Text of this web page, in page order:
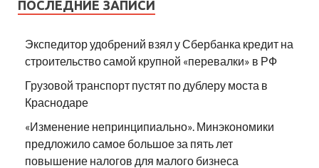
ПОСЛЕДНИЕ ЗАПИСИ
Экспедитор удобрений взял у Сбербанка кредит на
строительство самой крупной «перевалки» в РФ
Грузовой транспорт пустят по дублеру моста в
Краснодаре
«Изменение непринципиально». Минэкономики
предложило самое большое за пять лет
повышение налогов для малого бизнеса